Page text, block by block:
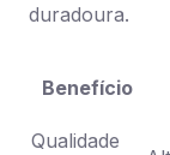
duradoura.
Benefício
Qualidade